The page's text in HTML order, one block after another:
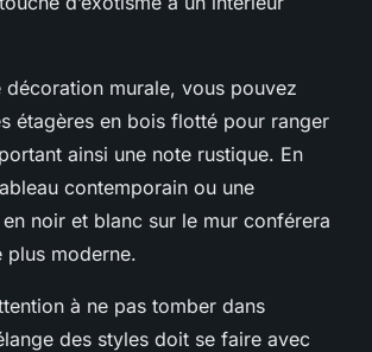
décoration murale, vous pouvez
étagères en bois flotté pour ranger
ainsi une note rustique. En
contemporain ou une
noir et blanc sur le mur conférera
plus moderne.
à ne pas tomber dans
des styles doit se faire avec